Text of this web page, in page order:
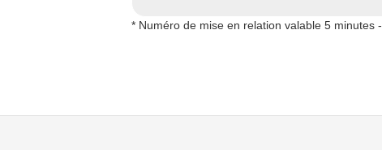
* Numéro de mise en relation valable 5 minutes -